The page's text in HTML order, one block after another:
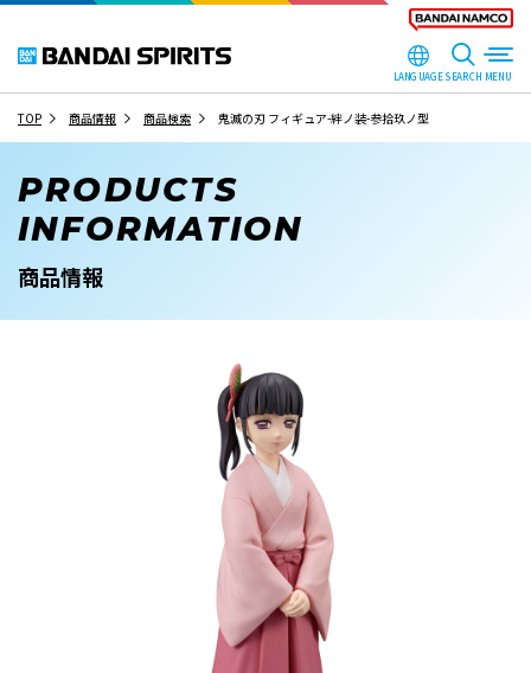
LANGUAGESEARCH
TOP 商品情報 商品検索 鬼滅の刃 フィギュア-絆ノ装-参拾玖ノ型
PRODUCTS
INFORMATION
商品情報